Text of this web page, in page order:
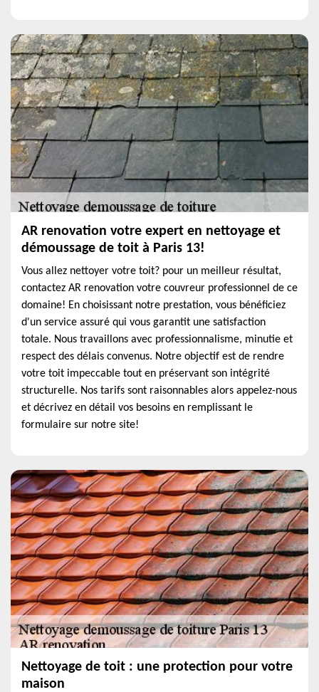
AR renovation votre expert en nettoyage et
démoussage de toit à Paris 13!
Vous allez nettoyer votre toit? pour un meilleur résultat,
contactez AR renovation votre couvreur professionnel de ce
domaine! En choisissant notre prestation, vous bénéficiez
d'un service assuré qui vous garantit une satisfaction
totale. Nous travaillons avec professionnalisme, minutie et
respect des délais convenus. Notre objectif est de rendre
votre toit impeccable tout en préservant son intégrité
structurelle. Nos tarifs sont raisonnables alors appelez-nous
et décrivez en détail vos besoins en remplissant le
formulaire sur notre site!
Nettoyage de toit : une protection pour votre
maison